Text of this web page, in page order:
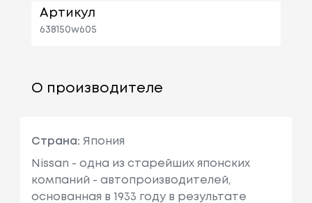
Артикул
638150w605
О производителе
Страна: Япония
Nissan - одна из старейших японских
компаний - автопроизводителей,
основанная в 1933 году в результате